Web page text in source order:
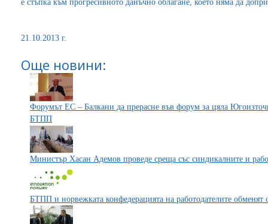
е стъпка към прогресивното данъчно облагане, което няма да
21.10.2013 г.
Още новини:
Форумът ЕС – Балкани да прерасне във форум за цяла
БТПП
Министър Хасан Адемов проведе среща със синдикалните и
БТПП и норвежката конфедерацията на работодателите обменят